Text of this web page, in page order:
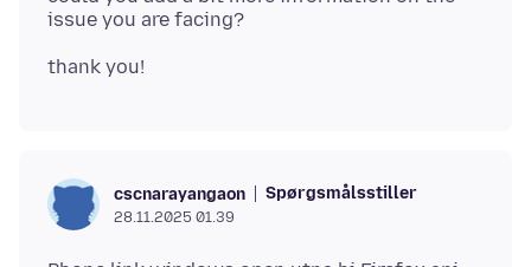
cscnarayangaon Spørgsmålsstiller
28.11.2025 01.39